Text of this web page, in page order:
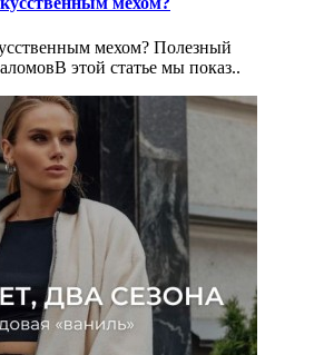
мехом? Полезный
этой статье мы показ..